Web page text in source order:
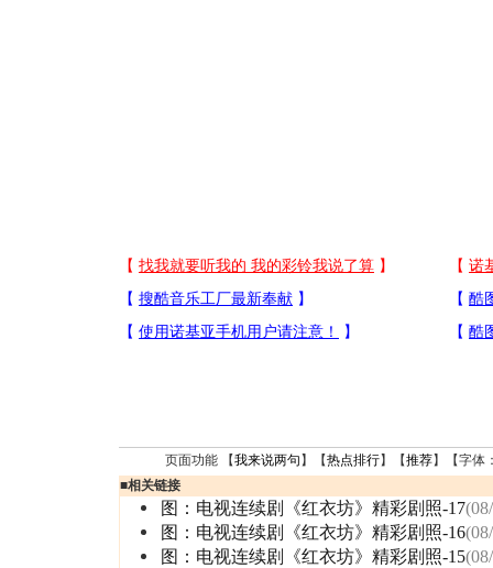
页面功能 【我来说两句 】【热点排行】【推荐】【字体
■相关链接
图：电视连续剧《红衣坊》精彩剧照-17
图：电视连续剧《红衣坊》精彩剧照-16
图：电视连续剧《红衣坊》精彩剧照-15